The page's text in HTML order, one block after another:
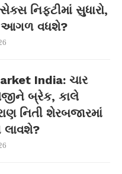
નિફ્ટીમાં સુધારો,
આગળ વધશે?
India: ચાર
બ્રેક, કાલે
નિતી શેરબજારમાં